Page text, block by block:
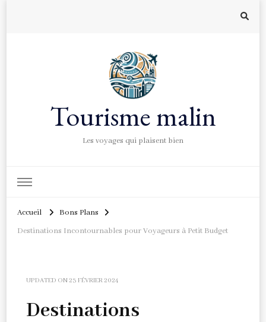
Tourisme malin
Les voyages qui plaisent bien
Accueil
Bons Plans
Destinations Incontournables pour Voyageurs à Petit Budget
UPDATED ON23 FÉVRIER 2024
Destinations